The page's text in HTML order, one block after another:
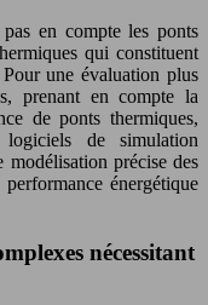
en compte les ponts
qui constituent
une évaluation plus
prenant en compte la
de ponts thermiques,
de simulation
modélisation précise des
énergétique
nécessitant